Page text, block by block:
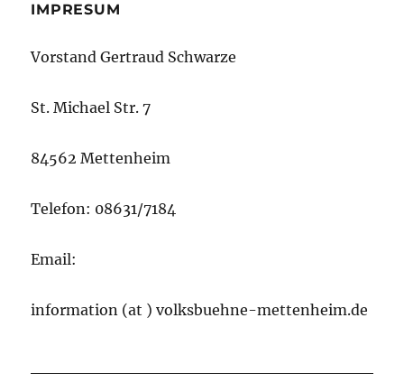
IMPRESUM
Vorstand Gertraud Schwarze
St. Michael Str. 7
84562 Mettenheim
Telefon: 08631/7184
Email:
information (at ) volksbuehne-mettenheim.de